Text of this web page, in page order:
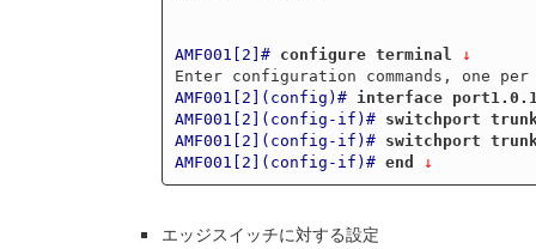
AMF001[2]# configure terminal ↓
AMF001[2](config)#
interface
AMF001[2](config-if)#
switchport
AMF001[2](config-if)#
switchport
AMF001[2](config-if)# end ↓
エッジスイッチに対する設定